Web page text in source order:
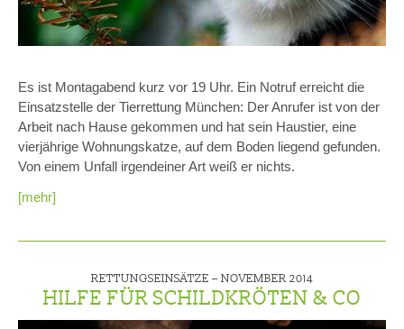
Es ist Montagabend kurz vor 19 Uhr. Ein Notruf erreicht die
Einsatzstelle der Tierrettung München: Der Anrufer ist von der
Arbeit nach Hause gekommen und hat sein Haustier, eine
vierjährige Wohnungskatze, auf dem Boden liegend gefunden.
Von einem Unfall irgendeiner Art weiß er nichts.
[mehr]
RETTUNGSEINSÄTZE – NOVEMBER 2014
HILFE FÜR SCHILDKRÖTEN & CO